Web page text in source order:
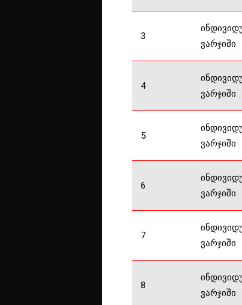
3
ვარჯიში
4
ვარჯიში
5
ვარჯიში
6
ვარჯიში
7
ვარჯიში
8
ვარჯიში